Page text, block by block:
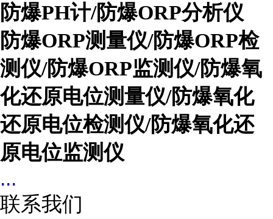
防爆PH计/防爆ORP分析仪
防爆ORP测量仪/防爆ORP检
测仪/防爆ORP监测仪/防爆氧
化还原电位测量仪/防爆氧化
还原电位检测仪/防爆氧化还
原电位监测仪
...
联系我们